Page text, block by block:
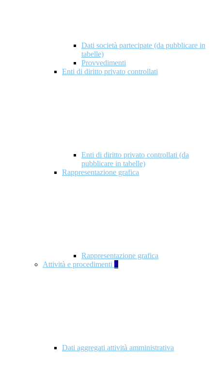
Dati società partecipate (da pubblicare in
tabelle)
Provvedimenti
Enti di diritto privato controllati
Enti di diritto privato controllati (da
pubblicare in tabelle)
Rappresentazione grafica
Rappresentazione grafica
Attività e procedimenti 5
Dati aggregati attività amministrativa